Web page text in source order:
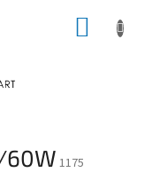
60W 1175